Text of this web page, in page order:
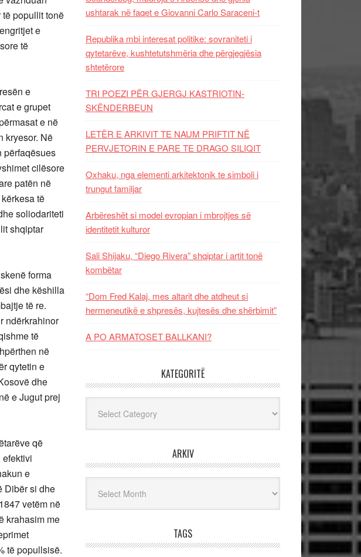
popullit tonë
e
të
e
e grupet
e në
kryesor. Në
përfaqësues
cilësore
patën në
të
soliodariteti
shqiptar
forma
dhe këshilla
të re.
ndërkrahinor
të
në
qytetin e
dhe
e Jugut prej
që
e
Dibër si dhe
vetëm në
krahasim me
të popullsisë.
ushtarak në faqet e Giovanni Carlo Saraceni-t
Republika mbi interesat politike: sovraniteti i
qytetarëve, kushtetutshmëria dhe përgjegjësia
shtetërore
TRI POEZI PËR GJERGJ KASTRIOTIN-
SKËNDERBEUN
LETËR E ARKIVIT TE NAUM PRIFTIT NË
PERVJETORIN E PARE TE DRAGO SILIQIT
Oxhaku, nga elementi arkitektonik te simboli i
trungut familjar
Arbëreshët si model evropian i mbrojtjes së
identitetit kulturor
Sali Shijaku, “Diego Rivera” shqiptar i artit tonë
kombëtar
“Dom Fred Kalaj, mes altarit dhe atdheut si
hermeneutikë e shpresës, kujtesës dhe shërbimit”
A PO ARMATOSET BALLKANI?
KATEGORITË
ARKIV
TAGS